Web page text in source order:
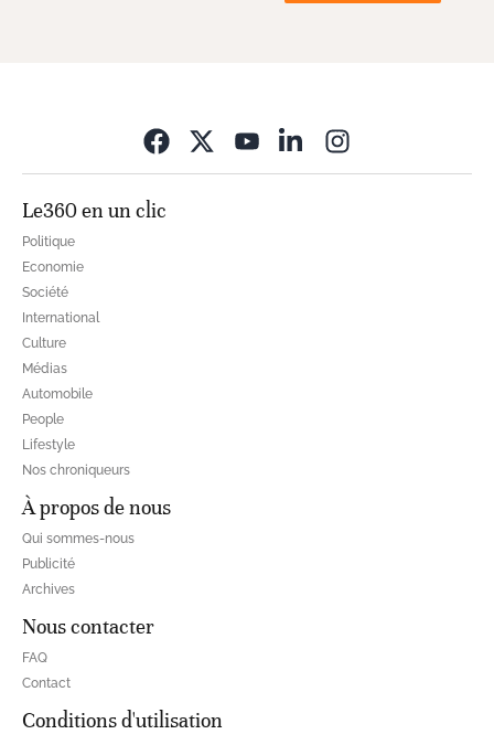
Le360 en un clic
Politique
Economie
Société
International
Culture
Médias
Automobile
People
Lifestyle
Nos chroniqueurs
À propos de nous
Qui sommes-nous
Publicité
Archives
Nous contacter
FAQ
Contact
Conditions d'utilisation